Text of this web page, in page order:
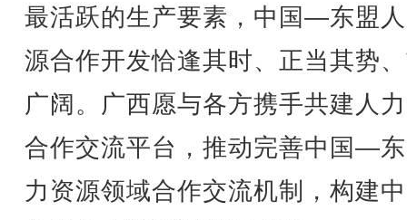
最活跃的生产要素，中国—东盟
源合作开发恰逢其时、正当其势
广阔。广西愿与各方携手共建人
合作交流平台，推动完善中国—
力资源领域合作交流机制，构建